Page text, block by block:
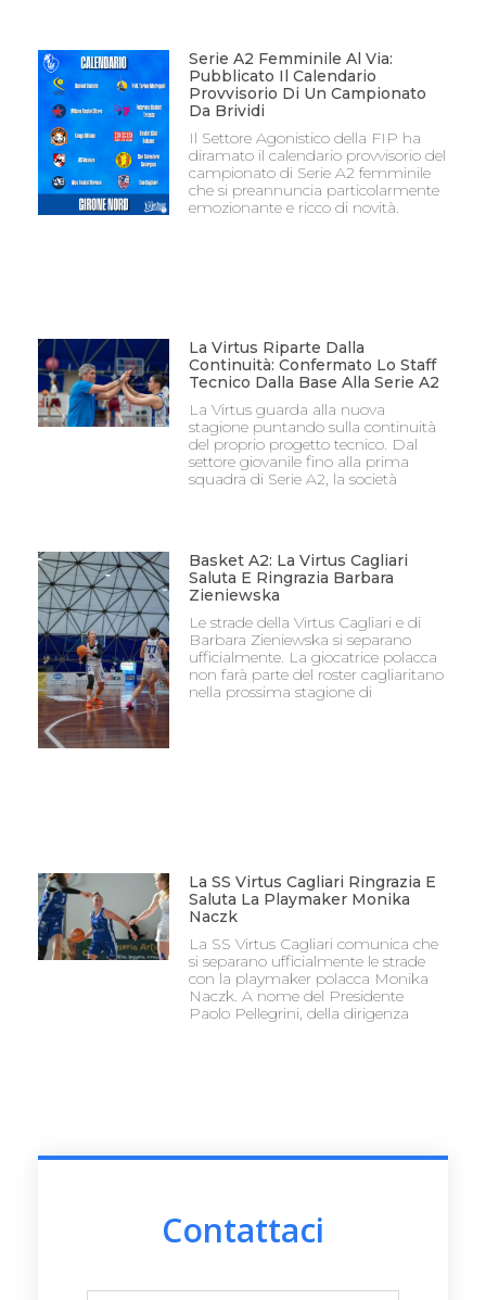
Serie A2 Femminile Al Via:
Pubblicato Il Calendario
Provvisorio Di Un Campionato
Da Brividi
Il Settore Agonistico della FIP ha
diramato il calendario provvisorio del
campionato di Serie A2 femminile
che si preannuncia particolarmente
emozionante e ricco di novità.
La Virtus Riparte Dalla
Continuità: Confermato Lo Staff
Tecnico Dalla Base Alla Serie A2
La Virtus guarda alla nuova
stagione puntando sulla continuità
del proprio progetto tecnico. Dal
settore giovanile fino alla prima
squadra di Serie A2, la società
Basket A2: La Virtus Cagliari
Saluta E Ringrazia Barbara
Zieniewska
Le strade della Virtus Cagliari e di
Barbara Zieniewska si separano
ufficialmente. La giocatrice polacca
non farà parte del roster cagliaritano
nella prossima stagione di
La SS Virtus Cagliari Ringrazia E
Saluta La Playmaker Monika
Naczk
La SS Virtus Cagliari comunica che
si separano ufficialmente le strade
con la playmaker polacca Monika
Naczk. A nome del Presidente
Paolo Pellegrini, della dirigenza
Contattaci